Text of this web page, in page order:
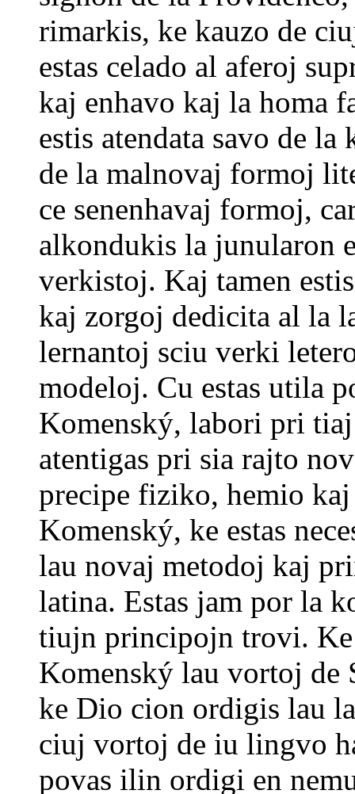
rimarkis, ke kauzo de
estas celado al aferoj
kaj enhavo kaj la homa
estis atendata savo de
de la malnovaj formoj
ce senenhavaj formoj,
alkondukis la junularon
verkistoj. Kaj tamen
kaj zorgoj dedicita al la
lernantoj sciu verki
modeloj. Cu estas utila
Komenský, labori pri
atentigas pri sia rajto
precipe fiziko, hemio
Komenský, ke estas
lau novaj metodoj kaj
latina. Estas jam por la
tiujn principojn trovi. Ke
Komenský lau vortoj de
ke Dio cion ordigis lau
ciuj vortoj de iu lingvo
povas ilin ordigi en